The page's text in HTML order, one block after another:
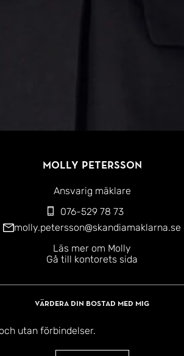
Molly Petersson
Ansvarig mäklare
076-529 78 73
molly.petersson@skandiamaklarna.se
Läs mer om Molly
Gå till kontorets sida
Värdera din bostad med mig
utan förbindelser.